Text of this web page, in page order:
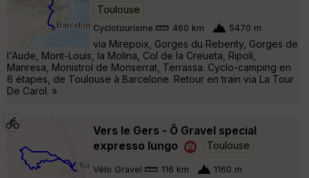
Toulouse
Cyclotourisme 460 km 5470 m
via Mirepoix, Gorges du Rebenty, Gorges de
l'Aude, Mont-Louis, la Molina, Col de la Creueta, Ripoli,
Manresa, Monistrol de Monserrat, Terrassa. Cyclo-camping en
6 étapes, de Toulouse à Barcelone. Retour en train via La Tour
De Carol. »
Vers le Gers - Ô Gravel special
expresso lungo
Toulouse
Vélo Gravel 116 km 1160 m